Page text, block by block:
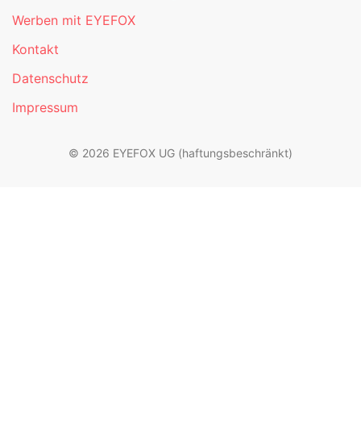
Werben mit EYEFOX
Kontakt
Datenschutz
Impressum
© 2026 EYEFOX UG (haftungsbeschränkt)